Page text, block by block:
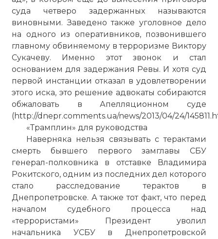
суда четверо задержанных называются
виновными. Заведено также уголовное дело
на одного из оперативников, позвонившего
главному обвиняемому в терроризме Виктору
Сукачеву. Именно этот звонок и стал
основанием для задержания Ревы. И хотя суд
первой инстанции отказал в удовлетворении
этого иска, это решение адвокаты собираются
обжаловать в Апелляционном суде
(http://dnepr.comments.ua/news/2013/04/24/
«Трамплин» для руководства
Наверняка нельзя связывать с терактами
смерть бывшего первого замглавы СБУ
генерал-полковника в отставке Владимира
Рокитского, одним из последних дел которого
стало расследование терактов в
Днепропетровске. А также тот факт, что перед
началом судебного процесса над
«террористами» Президент уволил
начальника УСБУ в Днепропетровской